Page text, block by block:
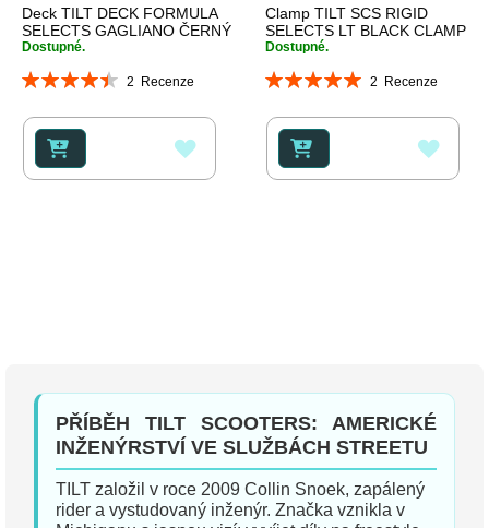
Deck TILT DECK FORMULA
SELECTS GAGLIANO ČERNÝ
Dostupné.
Hodnocení:
2 Recenze
K
Clamp TILT SCS RIGID
SELECTS LT BLACK CLAMP
Dostupné.
Hodnocení:
2 Recenze
K
PŘÍBĚH TILT SCOOTERS: AMERICKÉ
INŽENÝRSTVÍ VE SLUŽBÁCH STREETU
TILT založil v roce 2009 Collin Snoek, zapálený
rider a vystudovaný inženýr. Značka vznikla v